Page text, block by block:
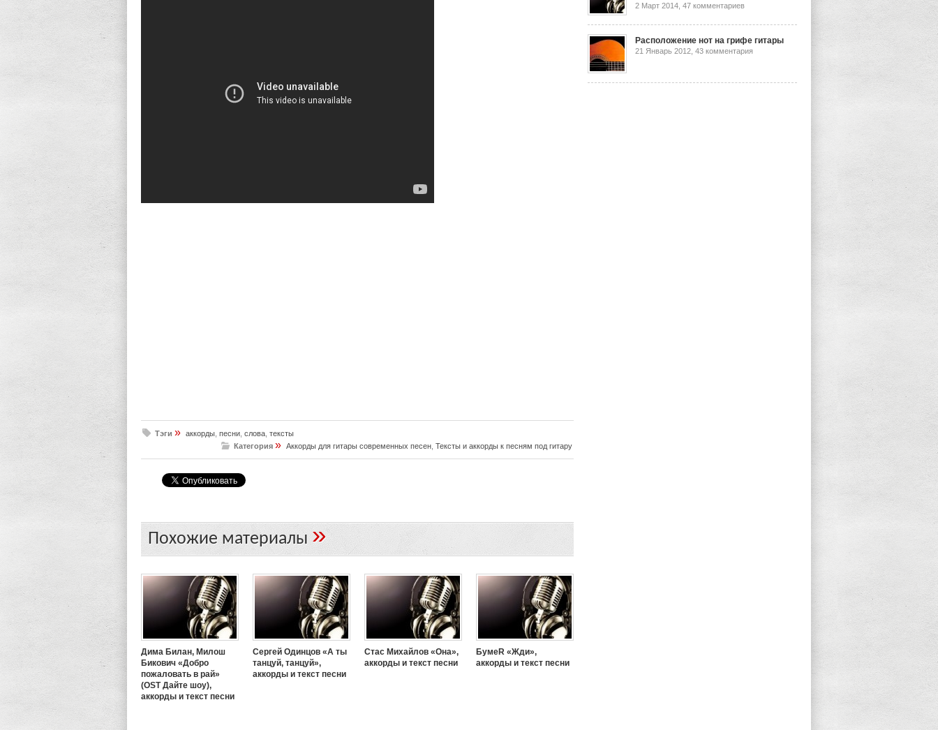
Тэги » аккорды песни слова тексты
Категория » Аккорды для гитары современных песен Тексты и аккорды к песням под гитару
Похожие материалы»
Дима Билан, Милош
Бикович «Добро
пожаловать в рай»
(OST Дайте шоу),
аккорды и текст песни
Сергей Одинцов «А ты
танцуй, танцуй»,
аккорды и текст песни
Стас Михайлов «Она»,
аккорды и текст песни
БумеR «Жди»,
аккорды и текст песни
2 Март 2014, 47 комментариев
Расположение нот на грифе гитары
21 Январь 2012, 43 комментария